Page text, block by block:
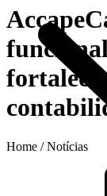
Home / Notícias